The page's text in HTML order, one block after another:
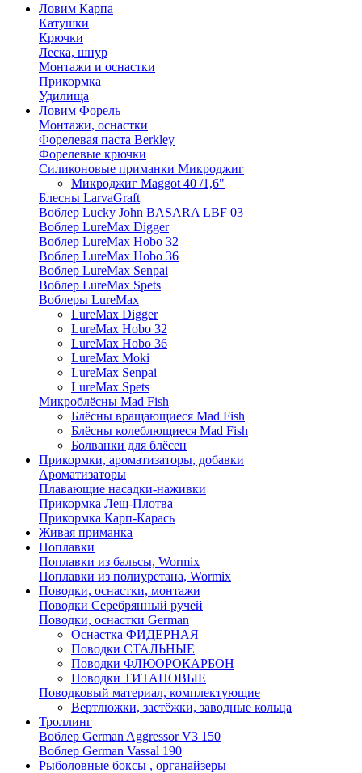
Ловим Карпа
Катушки
Крючки
Леска, шнур
Монтажи и оснастки
Прикормка
Удилища
Ловим Форель
Монтажи, оснастки
Форелевая паста Berkley
Форелевые крючки
Силиконовые приманки Микроджиг
Микроджиг Maggot 40 /1,6"
Блесны LarvaGraft
Воблер Lucky John BASARA LBF 03
Воблер LureMax Digger
Воблер LureMax Hobo 32
Воблер LureMax Hobo 36
Воблер LureMax Senpai
Воблер LureMax Spets
Воблеры LureMax
LureMax Digger
LureMax Hobo 32
LureMax Hobo 36
LureMax Moki
LureMax Senpai
LureMax Spets
Микроблёсны Mad Fish
Блёсны вращающиеся Mad Fish
Блёсны колеблющиеся Mad Fish
Болванки для блёсен
Прикормки, ароматизаторы, добавки
Ароматизаторы
Плавающие насадки-наживки
Прикормка Лещ-Плотва
Прикормка Карп-Карась
Живая приманка
Поплавки
Поплавки из бальсы, Wormix
Поплавки из полиуретана, Wormix
Поводки, оснастки, монтажи
Поводки Серебрянный ручей
Поводки, оснастки German
Оснастка ФИДЕРНАЯ
Поводки СТАЛЬНЫЕ
Поводки ФЛЮОРОКАРБОН
Поводки ТИТАНОВЫЕ
Поводковый материал, комплектующие
Вертлюжки, застёжки, заводные кольца
Троллинг
Воблер German Aggressor V3 150
Воблер German Vassal 190
Рыболовные боксы , органайзеры